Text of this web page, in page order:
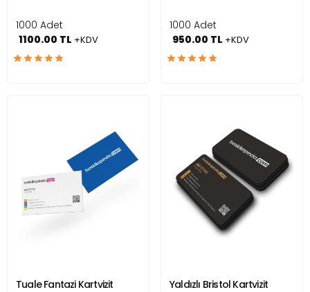
1000 Adet
1100.00 TL +KDV
1000 Adet
950.00 TL +KDV
Tuale Fantazi Kartvizit Yaldızlı Bristol Kartvizit